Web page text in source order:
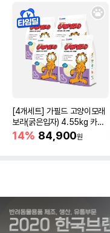
[4개세트] 가필드 고양이모래
보라(굵은입자) 4.55kg 카사
바모래
14% 84,900원